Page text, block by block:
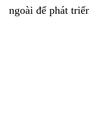
ngoài để phát